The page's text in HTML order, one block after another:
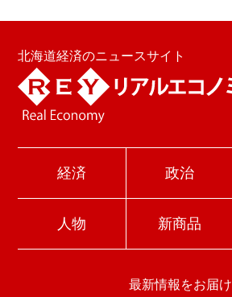
北海道経済のニュースサイト
経済 政治
人物 新商品
最新情報をお届け